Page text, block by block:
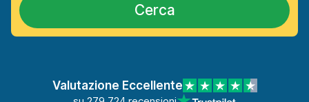
Cerca
Valutazione Eccellente